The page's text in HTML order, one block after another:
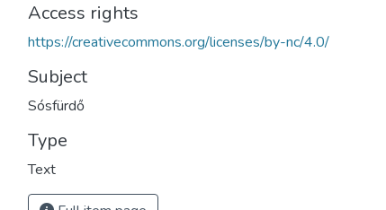
Access rights
https://creativecommons.org/licenses/by-nc/4.0/
Subject
Sósfürdő
Type
Text